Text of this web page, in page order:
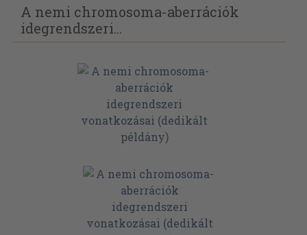
A nemi chromosoma-aberrációk
idegrendszeri...